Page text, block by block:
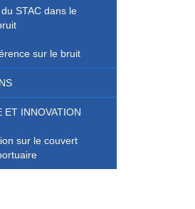
STAC dans le
sur le bruit
ET INNOVATION
sur le couvert